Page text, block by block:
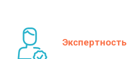
Экспертность